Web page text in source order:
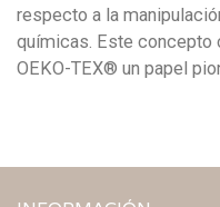
respecto a la
químicas. Este concepto
OEKO-TEX® un papel